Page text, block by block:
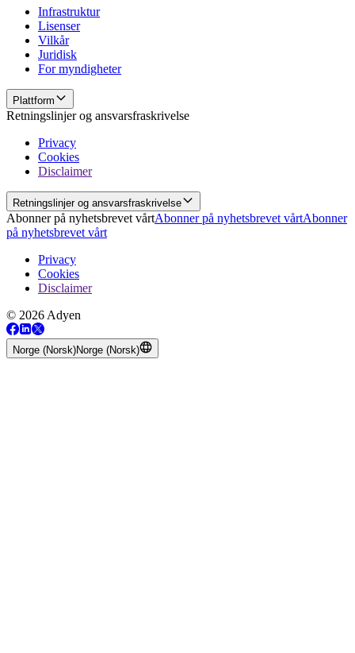
Infrastruktur
Lisenser
Vilkår
Juridisk
For myndigheter
Plattform
Retningslinjer og ansvarsfraskrivelse
Privacy
Cookies
Disclaimer
Retningslinjer og ansvarsfraskrivelse
Abonner på nyhetsbrevet vårtAbonner på nyhetsbrevet vårtAbonner
på nyhetsbrevet vårt
Privacy
Cookies
Disclaimer
© 2026 Adyen
Norge (Norsk)Norge (Norsk)